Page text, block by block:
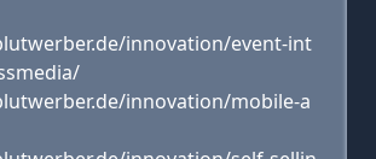
innovation/event-int
innovation/mobile-a